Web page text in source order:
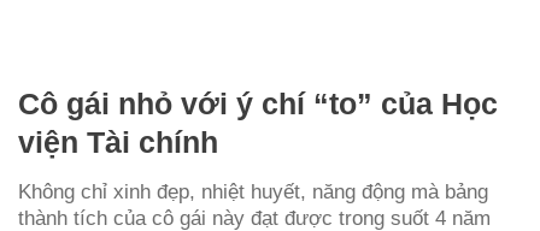
Cô gái nhỏ với ý chí “to” của Học
viện Tài chính
Không chỉ xinh đẹp, nhiệt huyết, năng động mà bảng
thành tích của cô gái này đạt được trong suốt 4 năm